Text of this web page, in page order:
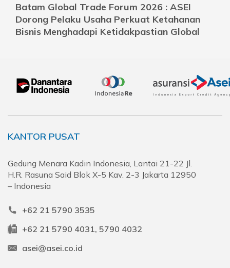
Batam Global Trade Forum 2026 : ASEI
Dorong Pelaku Usaha Perkuat Ketahanan
Bisnis Menghadapi Ketidakpastian Global
KANTOR PUSAT
Gedung Menara Kadin Indonesia, Lantai 21-22 Jl.
H.R. Rasuna Said Blok X-5 Kav. 2-3 Jakarta 12950
– Indonesia
+62 21 5790 3535
+62 21 5790 4031, 5790 4032
asei@asei.co.id